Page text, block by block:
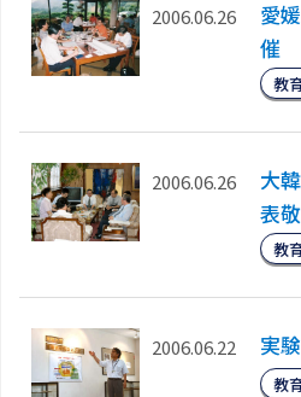
2006.06.26
愛
催
教
2006.06.26
大
表
教
2006.06.22 実
教